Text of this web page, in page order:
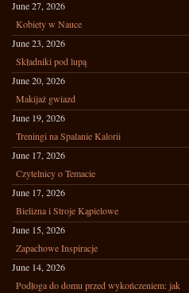
June 27, 2026
Kobiety w Nauce
June 23, 2026
Składniki pod lupą
June 20, 2026
Makijaż gwiazd
June 19, 2026
Treningi na Spalanie Kalorii
June 17, 2026
Czytelnicy o Temacie
June 17, 2026
Bielizna i Stroje Kąpielowe
June 15, 2026
Zapachowe Inspiracje
June 14, 2026
Podłoga do domu przed wykończeniem: jak